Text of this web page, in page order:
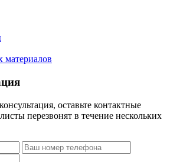
материалов
оставьте контактные
перезвонят в течение нескольких